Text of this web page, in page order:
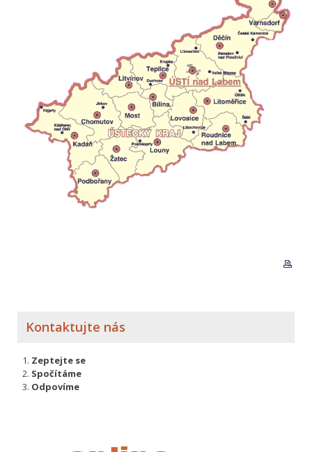
Kontaktujte nás
Zeptejte se
Spočítáme
Odpovíme